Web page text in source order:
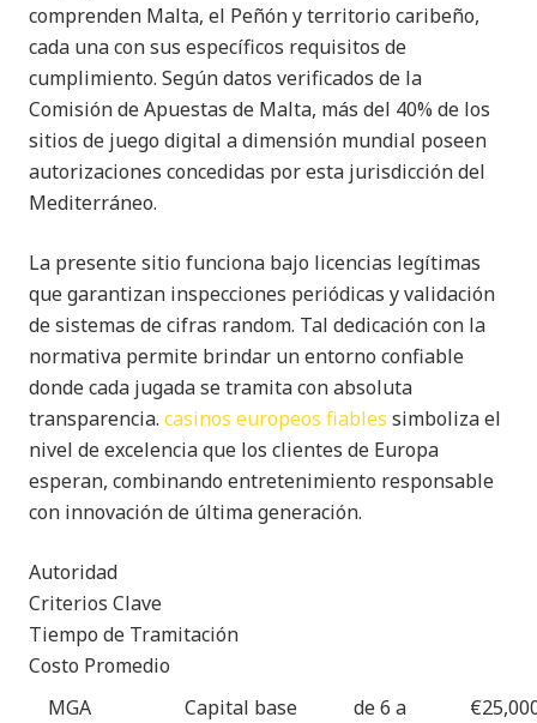
comprenden Malta, el Peñón y territorio caribeño,
cada una con sus específicos requisitos de
cumplimiento. Según datos verificados de la
Comisión de Apuestas de Malta, más del 40% de los
sitios de juego digital a dimensión mundial poseen
autorizaciones concedidas por esta jurisdicción del
Mediterráneo.
La presente sitio funciona bajo licencias legítimas
que garantizan inspecciones periódicas y validación
de sistemas de cifras random. Tal dedicación con la
normativa permite brindar un entorno confiable
donde cada jugada se tramita con absoluta
transparencia. casinos europeos fiables simboliza el
nivel de excelencia que los clientes de Europa
esperan, combinando entretenimiento responsable
con innovación de última generación.
Autoridad
Criterios Clave
Tiempo de Tramitación
Costo Promedio
MGA
Capital base
de 6 a